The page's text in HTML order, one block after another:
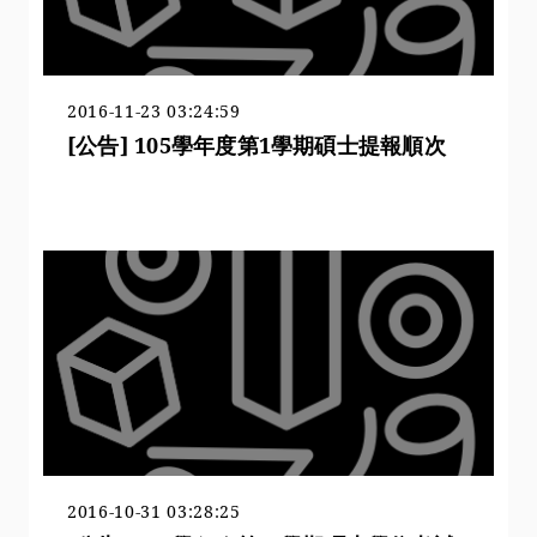
2016-11-23 03:24:59
[公告] 105學年度第1學期碩士提報順次
2016-10-31 03:28:25